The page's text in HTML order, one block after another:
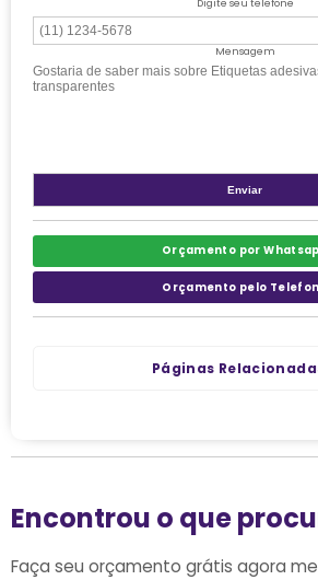
Digite seu telefone
Mensagem
Orçamento por
Orçamento pelo
Páginas
Encontrou o que
Faça seu orçamento grátis agora